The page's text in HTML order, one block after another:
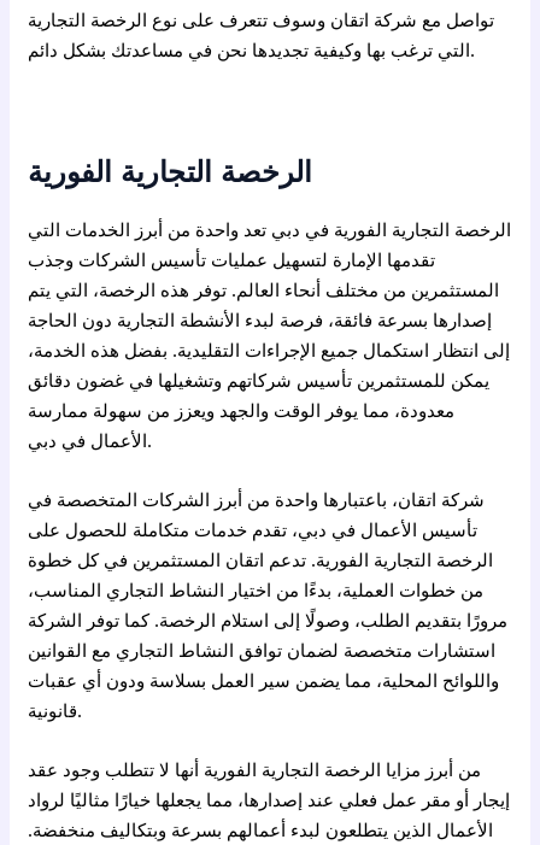
تواصل مع شركة اتقان وسوف تتعرف على نوع الرخصة التجارية
التي ترغب بها وكيفية تجديدها نحن في مساعدتك بشكل دائم.
الرخصة التجارية الفورية
الرخصة التجارية الفورية في دبي تعد واحدة من أبرز الخدمات التي
تقدمها الإمارة لتسهيل عمليات تأسيس الشركات وجذب
المستثمرين من مختلف أنحاء العالم. توفر هذه الرخصة، التي يتم
إصدارها بسرعة فائقة، فرصة لبدء الأنشطة التجارية دون الحاجة
إلى انتظار استكمال جميع الإجراءات التقليدية. بفضل هذه الخدمة،
يمكن للمستثمرين تأسيس شركاتهم وتشغيلها في غضون دقائق
معدودة، مما يوفر الوقت والجهد ويعزز من سهولة ممارسة
الأعمال في دبي.
شركة اتقان، باعتبارها واحدة من أبرز الشركات المتخصصة في
تأسيس الأعمال في دبي، تقدم خدمات متكاملة للحصول على
الرخصة التجارية الفورية. تدعم اتقان المستثمرين في كل خطوة
من خطوات العملية، بدءًا من اختيار النشاط التجاري المناسب،
مرورًا بتقديم الطلب، وصولًا إلى استلام الرخصة. كما توفر الشركة
استشارات متخصصة لضمان توافق النشاط التجاري مع القوانين
واللوائح المحلية، مما يضمن سير العمل بسلاسة ودون أي عقبات
قانونية.
من أبرز مزايا الرخصة التجارية الفورية أنها لا تتطلب وجود عقد
إيجار أو مقر عمل فعلي عند إصدارها، مما يجعلها خيارًا مثاليًا لرواد
الأعمال الذين يتطلعون لبدء أعمالهم بسرعة وبتكاليف منخفضة.